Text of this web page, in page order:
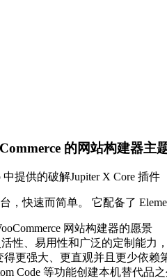
的网站构建器主
提供的破解Jupiter X Core 插件
快速而简单。 它配备了
网站构建器的愿景
性、易用性和广泛的定制能力
更强大、更直观并且更少依赖
Code 等功能创建本机替代